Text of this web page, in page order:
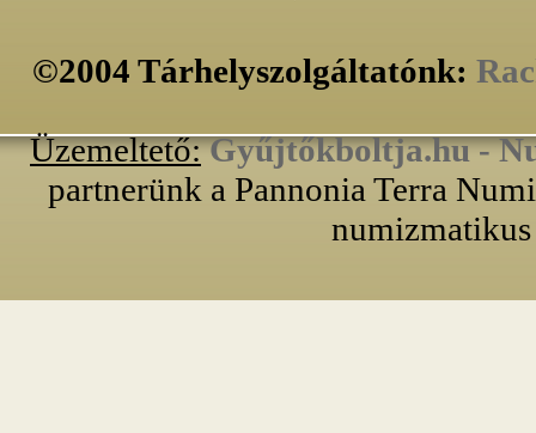
©2004 Tárhelyszolgáltatónk:
Üzemeltető: Gyűjtőkboltja.hu -
partnerünk a Pannonia Terra
numizmatikus